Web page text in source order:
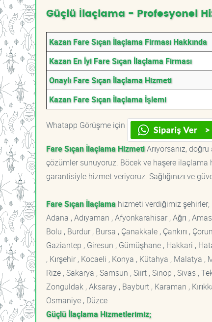
Güçlü İlaçlama - Profesyonel
Kazan Fare Sıçan İlaçlama Firması Hakkında
Kazan En İyi Fare Sıçan İlaçlama Firması
Onaylı Fare Sıçan İlaçlama Hizmeti
Kazan Fare Sıçan İlaçlama İşlemi
Whatapp Görüşme için
Fare Sıçan İlaçlama HizmetiArıyorsanız,
çözümler sunuyoruz. Böcek ve haşere
garantisiyle hizmet veriyoruz. Sağlığınızı ve
Fare Sıçan İlaçlama hizmeti verdiğimiz şehirler;
Adana , Adıyaman , Afyonkarahisar , Ağrı ,
Bolu , Burdur , Bursa , Çanakkale , Çankırı ,
Gaziantep , Giresun , Gümüşhane , Hakkari ,
, Kırşehir , Kocaeli , Konya , Kütahya , Malatya
Rize , Sakarya , Samsun , Siirt , Sinop , Sivas ,
Zonguldak , Aksaray , Bayburt , Karaman ,
Osmaniye , Düzce
Güçlü İlaçlama Hizmetlerimiz;